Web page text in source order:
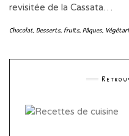
revisitée de la Cassata…
Chocolat, Desserts, fruits, Pâques,